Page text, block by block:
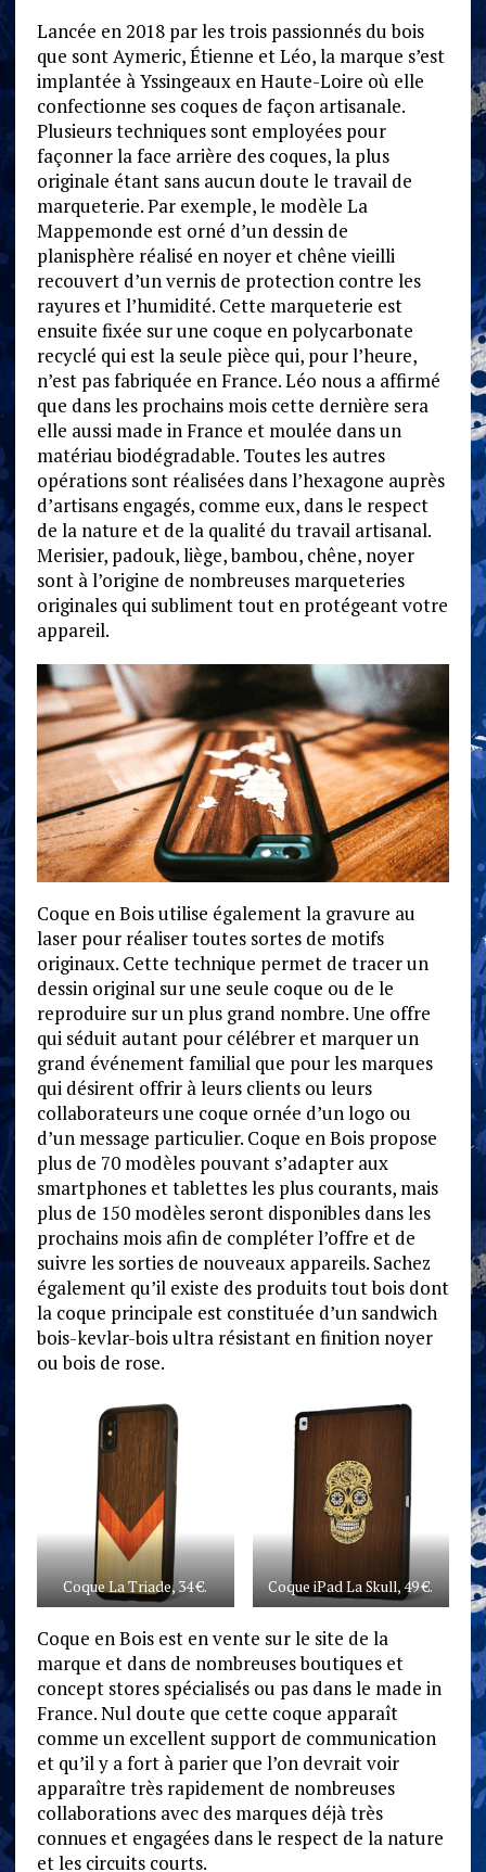
Lancée en 2018 par les trois passionnés du bois
que sont Aymeric, Étienne et Léo, la marque s’est
implantée à Yssingeaux en Haute-Loire où elle
confectionne ses coques de façon artisanale.
Plusieurs techniques sont employées pour
façonner la face arrière des coques, la plus
originale étant sans aucun doute le travail de
marqueterie. Par exemple, le modèle La
Mappemonde est orné d’un dessin de
planisphère réalisé en noyer et chêne vieilli
recouvert d’un vernis de protection contre les
rayures et l’humidité. Cette marqueterie est
ensuite fixée sur une coque en polycarbonate
recyclé qui est la seule pièce qui, pour l’heure,
n’est pas fabriquée en France. Léo nous a affirmé
que dans les prochains mois cette dernière sera
elle aussi made in France et moulée dans un
matériau biodégradable. Toutes les autres
opérations sont réalisées dans l’hexagone auprès
d’artisans engagés, comme eux, dans le respect
de la nature et de la qualité du travail artisanal.
Merisier, padouk, liège, bambou, chêne, noyer
sont à l’origine de nombreuses marqueteries
originales qui subliment tout en protégeant votre
appareil.
Coque en Bois utilise également la gravure au
laser pour réaliser toutes sortes de motifs
originaux. Cette technique permet de tracer un
dessin original sur une seule coque ou de le
reproduire sur un plus grand nombre. Une offre
qui séduit autant pour célébrer et marquer un
grand événement familial que pour les marques
qui désirent offrir à leurs clients ou leurs
collaborateurs une coque ornée d’un logo ou
d’un message particulier. Coque en Bois propose
plus de 70 modèles pouvant s’adapter aux
smartphones et tablettes les plus courants, mais
plus de 150 modèles seront disponibles dans les
prochains mois afin de compléter l’offre et de
suivre les sorties de nouveaux appareils. Sachez
également qu’il existe des produits tout bois dont
la coque principale est constituée d’un sandwich
bois-kevlar-bois ultra résistant en finition noyer
ou bois de rose.
Coque La Triade, 34 €. Coque iPad La Skull, 49 €.
Coque en Bois est en vente sur le site de la
marque et dans de nombreuses boutiques et
concept stores spécialisés ou pas dans le made in
France. Nul doute que cette coque apparaît
comme un excellent support de communication
et qu’il y a fort à parier que l’on devrait voir
apparaître très rapidement de nombreuses
collaborations avec des marques déjà très
connues et engagées dans le respect de la nature
et les circuits courts.